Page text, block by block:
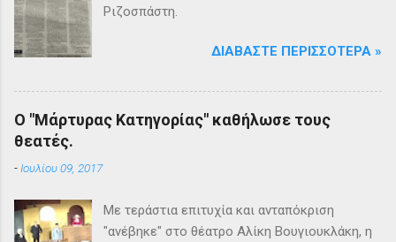
Ριζοσπάστη.
ΔΙΑΒΆΣΤΕ ΠΕΡΙΣΣΌΤΕΡΑ »
Ο "Μάρτυρας Κατηγορίας" καθήλωσε τους
θεατές.
- Ιουλίου 09, 2017
Με τεράστια επιτυχία και ανταπόκριση
"ανέβηκε" στο θέατρο Αλίκη Βουγιουκλάκη, η